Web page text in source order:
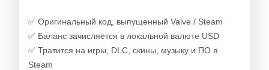
✅ Оригинальный код, выпущенный Valve / Steam
✅ Баланс зачисляется в локальной валюте USD
✅ Тратится на игры, DLC, скины, музыку и ПО в
Steam